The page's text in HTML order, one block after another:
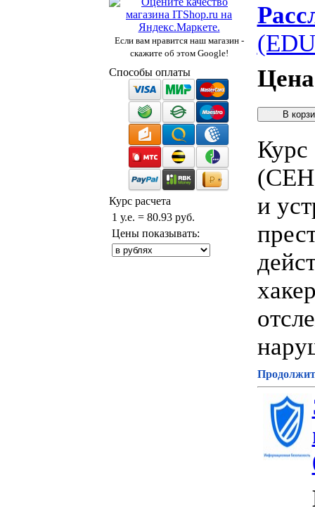
Если вам нравится наш магазин -
скажите об этом Google!
Способы оплаты
Курс расчета
1 у.е. = 80.93 руб.
Цены показывать:
Курс
и